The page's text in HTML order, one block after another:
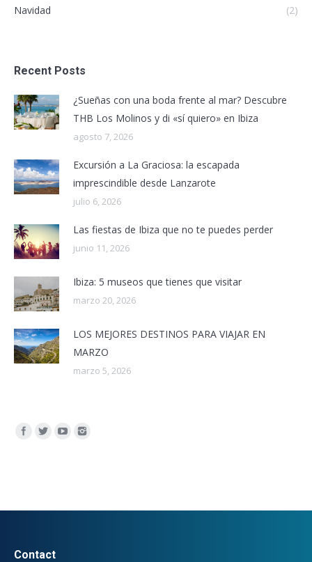
Navidad
(2)
Recent Posts
¿Sueñas con una boda frente al mar? Descubre
THB Los Molinos y di «sí quiero» en Ibiza
agosto 7, 2026
Excursión a La Graciosa: la escapada
imprescindible desde Lanzarote
julio 6, 2026
Las fiestas de Ibiza que no te puedes perder
junio 11, 2026
Ibiza: 5 museos que tienes que visitar
marzo 20, 2026
LOS MEJORES DESTINOS PARA VIAJAR EN
MARZO
marzo 5, 2026
Encuéntranos en:
Contact